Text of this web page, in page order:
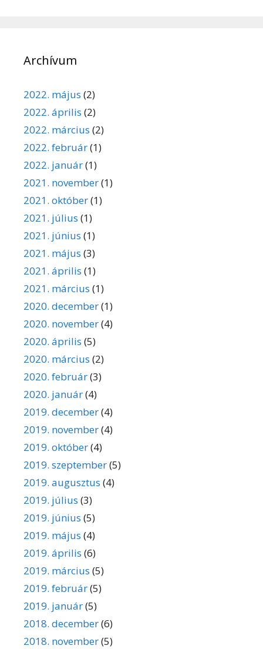
Archívum
2022. május (2)
2022. április (2)
2022. március (2)
2022. február(1)
2022. január(1)
2021. november(1)
2021. október(1)
2021. július (1)
2021. június (1)
2021. május (3)
2021. április (1)
2021. március (1)
2020. december(1)
2020. november(4)
2020. április (5)
2020. március (2)
2020. február(3)
2020. január(4)
2019. december(4)
2019. november(4)
2019. október(4)
2019. szeptember(5)
2019. augusztus (4)
2019. július (3)
2019. június (5)
2019. május (4)
2019. április (6)
2019. március (5)
2019. február(5)
2019. január(5)
2018. december(6)
2018. november(5)